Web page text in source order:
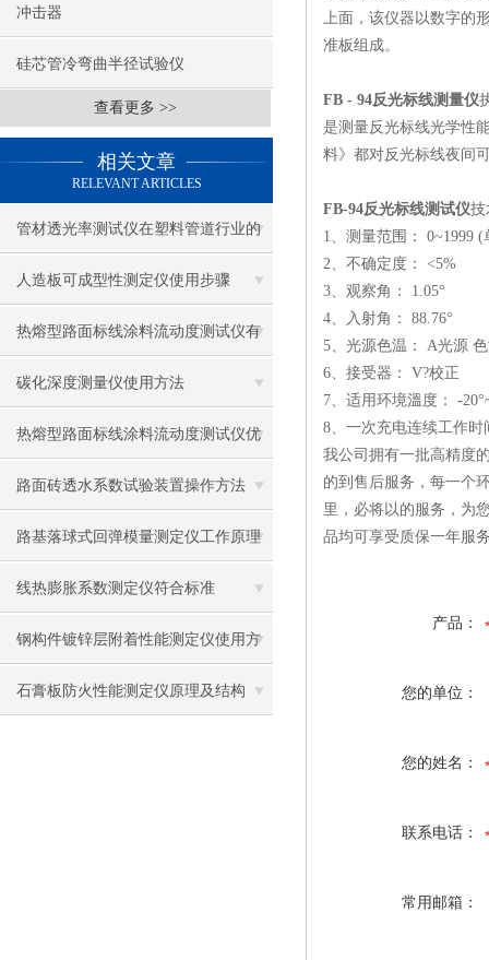
冲击器
硅芯管冷弯曲半径试验仪
查看更多 >>
相关文章
RELEVANT ARTICLES
管材透光率测试仪在塑料管道行业的
应用
人造板可成型性测定仪使用步骤
热熔型路面标线涂料流动度测试仪有
什么用？
碳化深度测量仪使用方法
热熔型路面标线涂料流动度测试仪优
势
路面砖透水系数试验装置操作方法
路基落球式回弹模量测定仪工作原理
及使用方法
线热膨胀系数测定仪符合标准
钢构件镀锌层附着性能测定仪使用方
法
石膏板防火性能测定仪原理及结构
上面，该仪器以数字的
准板组成。
FB - 94反光标线测量仪
是测量反光标线光学性
料》都对反光标线夜间
FB-94反光标线测试仪技
1、测量范围： 0~1999 (
2、不确定度： <5%
3、观察角： 1.05°
4、入射角： 88.76°
5、光源色温： A光源
6、接受器： V?校正
7、适用环境溫度： -
8、一次充电连续工作
我公司拥有一批高精度
的到售后服务，每一个
里，必将以的服务，为
品均可享受质保一年服
产品：
您的单位：
您的姓名：
联系电话：
常用邮箱：